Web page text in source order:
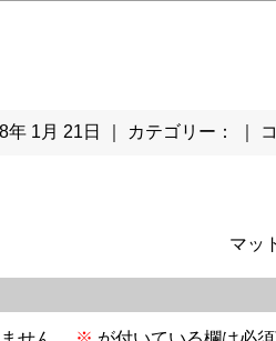
年 1月 21日 ｜ カテゴリー： ｜
マッ